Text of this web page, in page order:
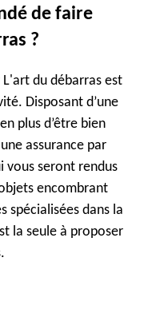
de faire
?
L'art du débarras est
Disposant d’une
plus d’être bien
assurance par
vous seront rendus
encombrant
spécialisées dans la
la seule à proposer